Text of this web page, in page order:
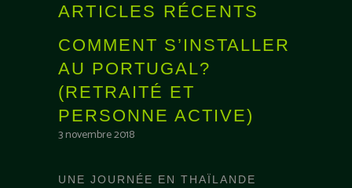
ARTICLES RÉCENTS
COMMENT S’INSTALLER
AU PORTUGAL?
(RETRAITÉ ET
PERSONNE ACTIVE)
3 novembre 2018
UNE JOURNÉE EN THAÏLANDE